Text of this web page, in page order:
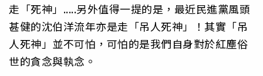
走「死神」.....另外值得一提的是，最近民進黨風頭
甚健的沈伯洋流年亦是走「吊人死神」！其實「吊
人死神」並不可怕，可怕的是我們自身對於紅塵俗
世的貪念與執念。